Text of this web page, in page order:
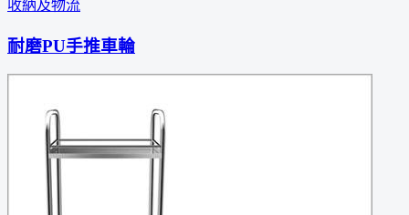
收納及物流
耐磨PU手推車輪